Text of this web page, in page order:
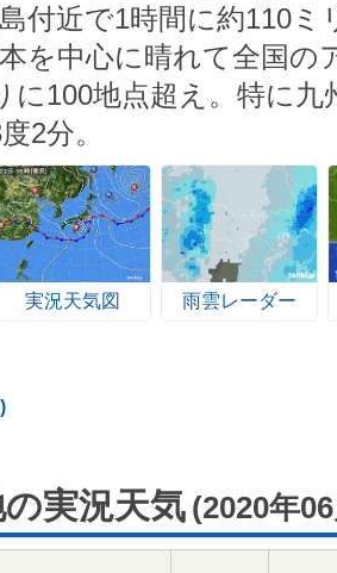
付近で1時間に約110
を中心に晴れて全国の
に100地点超え。特に
2分。
実況天気図 雨雲レーダー
実況天気 (2020年